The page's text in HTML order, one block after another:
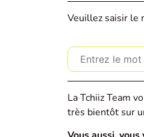
Veuillez saisir le
La Tchiiz Team
très bientôt sur